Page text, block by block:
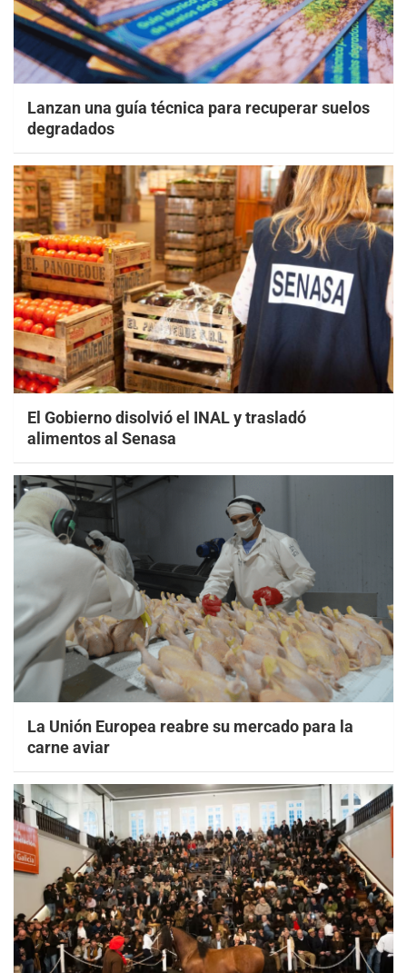
Lanzan una guía técnica para recuperar suelos
degradados
El Gobierno disolvió el INAL y trasladó
alimentos al Senasa
La Unión Europea reabre su mercado para la
carne aviar